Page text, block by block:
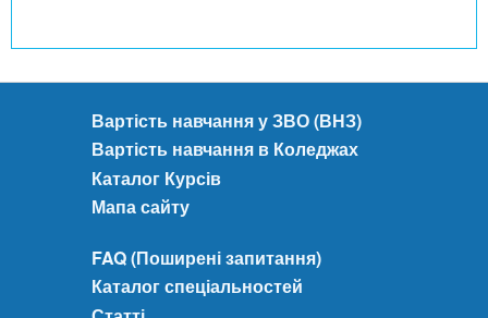
Вартість навчання у ЗВО (ВНЗ)
Вартість навчання в Коледжах
Каталог Курсів
Мапа сайту
FAQ (Поширені запитання)
Каталог спеціальностей